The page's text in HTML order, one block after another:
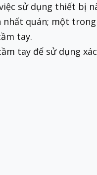
sử dụng thiết bị
quán; một
tay.
tay để sử dụng